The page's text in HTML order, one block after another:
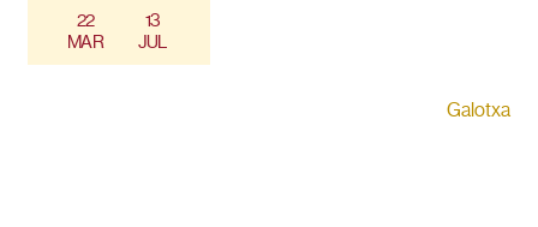
22
MAR
13
JUL
Galotxa